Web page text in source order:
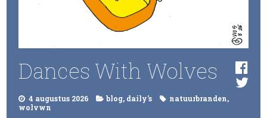
Dances With Wolves
4 augustus 2026 blog, daily's natuurbranden,
wolvwn